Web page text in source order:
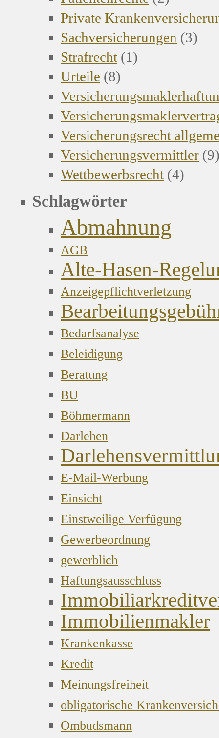
Private
Sachversicherungen (3)
Strafrecht (1)
Urteile (8)
Versicherungsrecht
Versicherungsvermittler (9)
Wettbewerbsrecht (4)
Schlagwörter
Abmahnung
AGB
Alte-Hasen-
Anzeigepflichtverletzung
Bedarfsanalyse
Beleidigung
Beratung
BU
Böhmermann
Darlehen
E-Mail-Werbung
Einsicht
Einstweilige Verfügung
Gewerbeordnung
gewerblich
Haftungsausschluss
Immobilienmakler
Krankenkasse
Kredit
Meinungsfreiheit
obligatorische
Ombudsmann